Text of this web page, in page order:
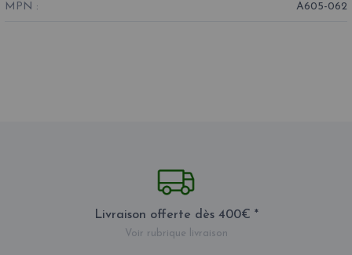
MPN : A605-062
Livraison offerte dès 400€ *
Voir rubrique livraison